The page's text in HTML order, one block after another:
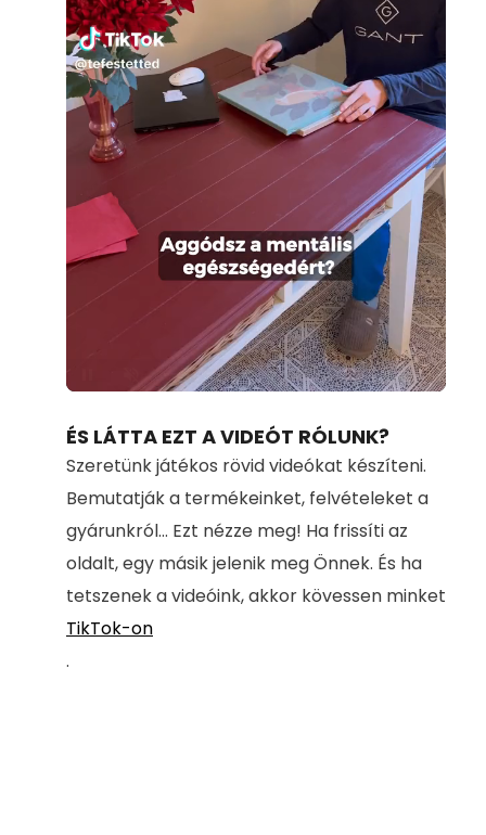
Unmute Loaded:
100.00%
ÉS LÁTTA EZT A VIDEÓT RÓLUNK?
Szeretünk játékos rövid videókat készíteni.
Bemutatják a termékeinket, felvételeket a
gyárunkról... Ezt nézze meg! Ha frissíti az
oldalt, egy másik jelenik meg Önnek. És ha
tetszenek a videóink, akkor kövessen minket
TikTok-on
.